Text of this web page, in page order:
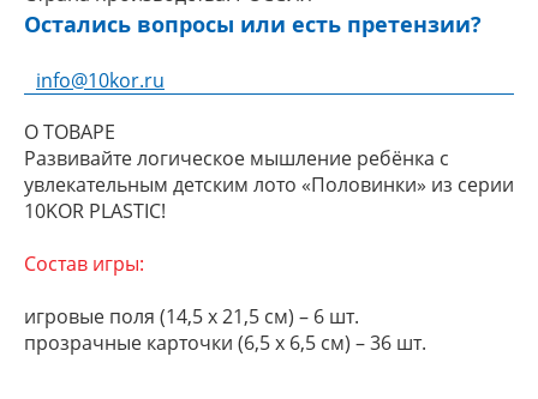
Остались вопросы или есть претензии?
info@10kor.ru
О ТОВАРЕ
Развивайте логическое мышление ребёнка с
увлекательным детским лото «Половинки» из серии
10KOR PLASTIC!
Состав игры:
игровые поля (14,5 х 21,5 см) – 6 шт.
прозрачные карточки (6,5 х 6,5 см) – 36 шт.